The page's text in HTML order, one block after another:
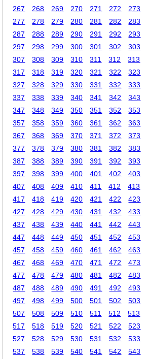
267 268 269 270 271 272 273
277
278 279 280 281 282 283
287
288 289 290 291 292 293
297
298 299 300 301 302 303
307
308 309 310 311 312 313
317
318 319 320 321 322 323
327
328 329 330 331 332 333
337
338 339 340 341 342 343
347
348 349 350 351 352 353
357
358 359 360 361 362 363
367
368 369 370 371 372 373
377
378 379 380 381 382 383
387
388 389 390 391 392 393
397
398 399 400 401 402 403
407
408 409 410 411 412 413
417
418 419 420 421 422 423
427
428 429 430 431 432 433
437
438 439 440 441 442 443
447
448 449 450 451 452 453
457
458 459 460 461 462 463
467
468 469 470 471 472 473
477
478 479 480 481 482 483
487
488 489 490 491 492 493
497
498 499 500 501 502 503
507
508 509 510 511 512 513
517
518 519 520 521 522 523
527
528 529 530 531 532 533
537
538 539 540 541 542 543